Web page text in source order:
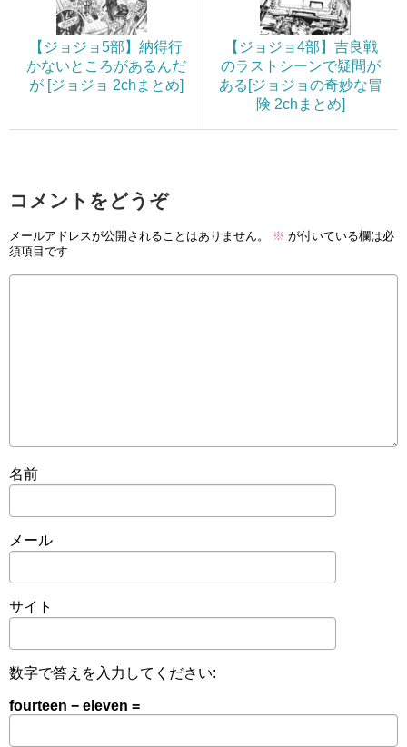
【ジョジョ5部】納得行
かないところがあるんだ
が [ジョジョ 2chまとめ]
【ジョジョ4部】吉良戦
のラストシーンで疑問が
ある[ジョジョの奇妙な冒
険 2chまとめ]
コメントをどうぞ
メールアドレスが公開されることはありません。 ※ が付いている欄は必
須項目です
名前
メール
サイト
数字で答えを入力してください:
fourteen − eleven =